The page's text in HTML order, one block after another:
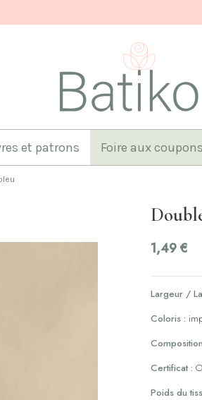
et patrons Foire aux coupons
1,49 €
Largeur /
Coloris :
Certificat :
Poids du